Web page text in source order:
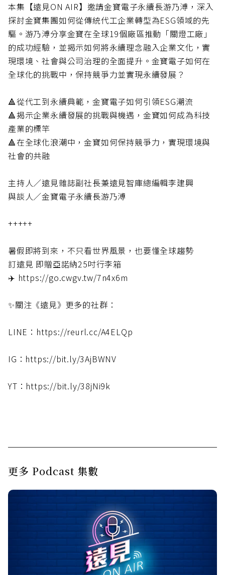
本集【遠見ON AIR】邀請金寶電子永續長游乃溥，深入
探討金寶集團如何從傳統代工企業轉型為ESG領域的先
驅。游乃溥分享金寶在全球19個廠區推動「關燈工廠」
的成功經驗，並揭示如何將永續理念融入企業文化，實
現環境、社會與公司治理的全面提升。金寶電子如何在
全球化的挑戰中，保持競爭力並實現永續發展？
🔺從代工到永續典範，金寶電子如何引領ESG潮流
🔺揭示企業永續發展的挑戰與機遇，金寶如何成為科技
產業的標竿
🔺在全球化浪潮中，金寶如何保持競爭力，實現環境與
社會的共融
主持人／遠見雜誌副社長兼遠見智庫總編輯李建興
與談人／金寶電子永續長游乃溥
+++++
暑假即將到來，不只看世界風景，也要懂全球趨勢
訂遠見 即贈亞諾納25吋行李箱
✈️ https://go.cwgv.tw/7n4x6m
✨關注《遠見》更多的社群：
LINE：https://reurl.cc/A4ELQp
IG：https://bit.ly/3AjBWNV
YT：https://bit.ly/38jNi9k
更多 Podcast 集數